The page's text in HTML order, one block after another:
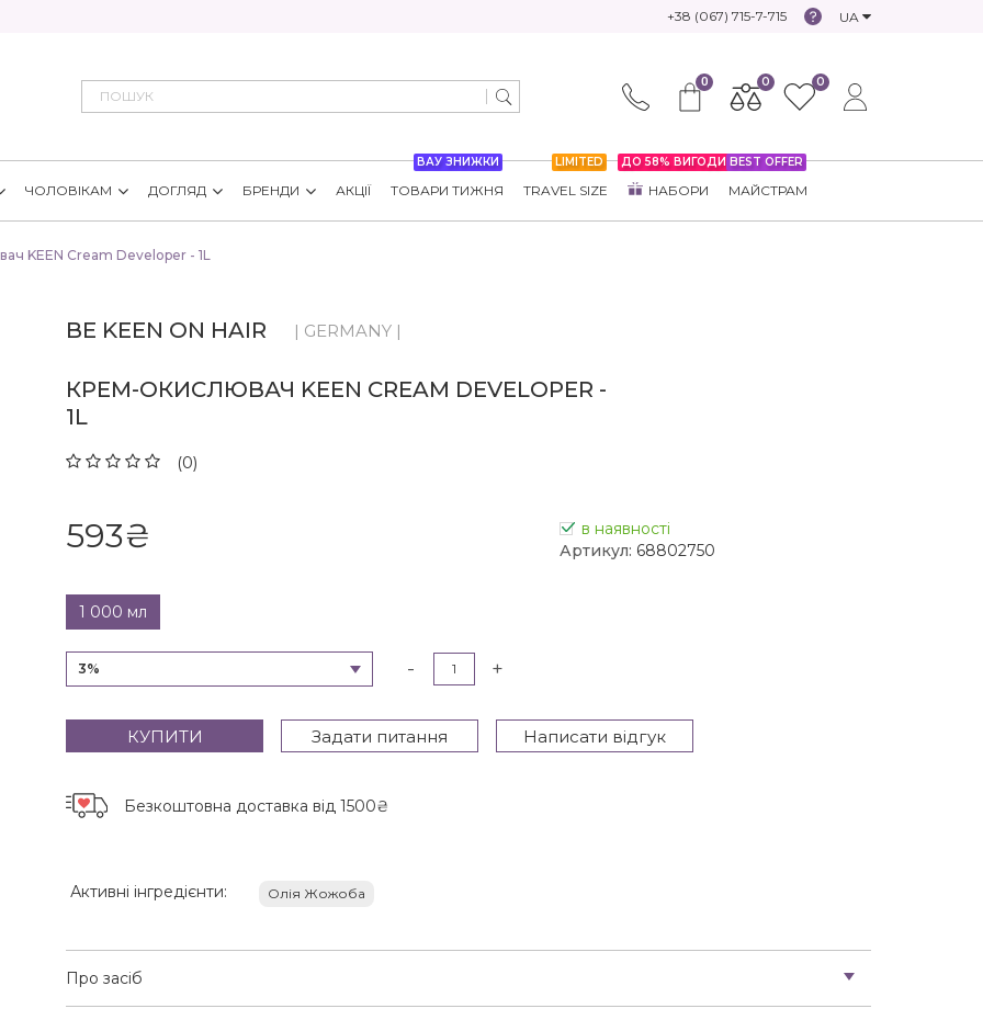
+38 (067) 715-7-715 UA
0 0 0
ЧОЛОВІКАМ ДОГЛЯД БРЕНДИ АКЦІЇ
ВАУ ЗНИЖКИ
ТОВАРИ ТИЖНЯ
LIMITED
TRAVEL SIZE
ДО 58% ВИГОДИ
НАБОРИ
BEST OFFER
МАЙСТРАМ
KEEN Cream Developer - 1L
BE KEEN ON HAIR | GERMANY |
КРЕМ-ОКИСЛЮВАЧ KEEN CREAM DEVELOPER -
1L
(0)
593₴
в наявності
Артикул: 68802750
1 000 мл
3% - +
КУПИТИ Задати питання Написати відгук
Безкоштовна доставка від 1500₴
Активні інгредієнти: Олія Жожоба
Про засіб